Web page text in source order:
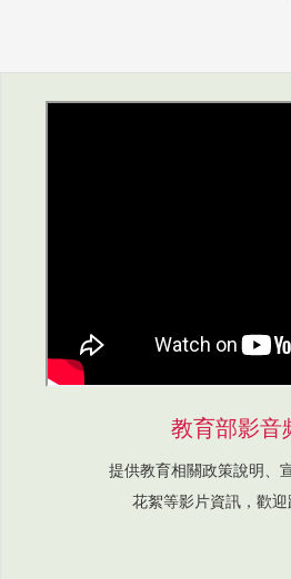
教育部影音
提供教育相關政策說明、
花絮等影片資訊，歡迎